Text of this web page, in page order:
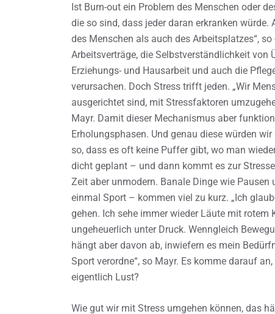
Ist Burn-out ein Problem des Menschen oder
die so sind, dass jeder daran erkranken
des Menschen als auch des Arbeitsplatzes“,
Arbeitsverträge, die Selbstverständlichkeit von
Erziehungs- und Hausarbeit und auch die
verursachen. Doch Stress trifft jeden. „Wir
ausgerichtet sind, mit Stressfaktoren
Mayr. Damit dieser Mechanismus aber
Erholungsphasen. Und genau diese würden
so, dass es oft keine Puffer gibt, wo man
dicht geplant – und dann kommt es zur
Zeit aber unmodern. Banale Dinge wie
einmal Sport – kommen viel zu kurz. „Ich
gehen. Ich sehe immer wieder Läute mit
ungeheuerlich unter Druck. Wenngleich
hängt aber davon ab, inwiefern es mein
Sport verordne“, so Mayr. Es komme darauf
eigentlich Lust?
Wie gut wir mit Stress umgehen können, das